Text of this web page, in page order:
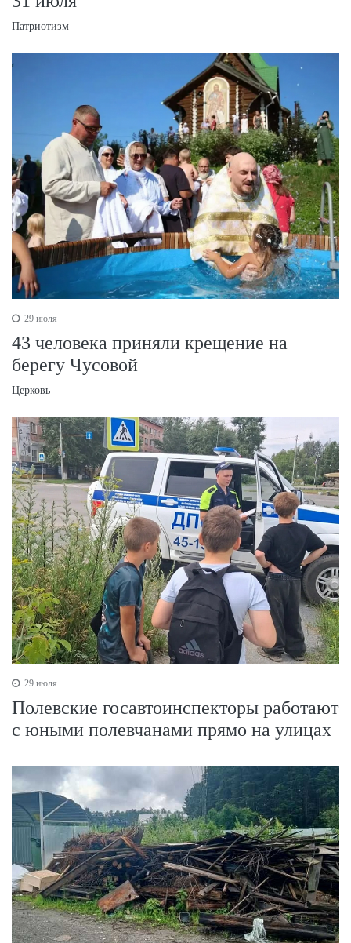
Патриотизм
29 июля
43 человека приняли крещение на
берегу Чусовой
Церковь
29 июля
Полевские госавтоинспекторы работают
с юными полевчанами прямо на улицах